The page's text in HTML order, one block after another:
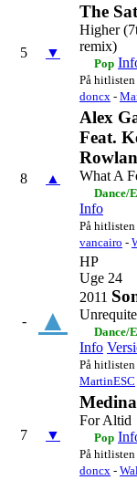
5 ▼
The
Higher
remix)
Pop
På hitlisten
doncx -
8 ▲
Alex
Feat.
What A
Dance/
Info
På hitlisten
vancairo -
- ▲
HP
Uge 24
2011
Dance/
Info
På hitlisten
MartinESC
7 ▼
Medina
For Altid
Pop
På hitlisten
doncx -